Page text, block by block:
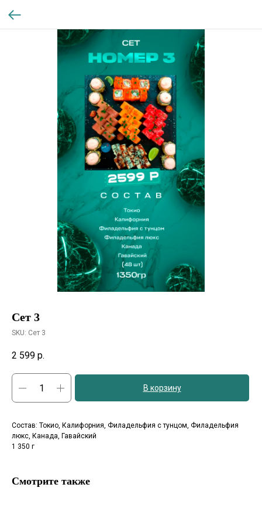
Сет 3
SKU: Сет 3
2 599 р.
В корзину
Состав: Токио, Калифорния, Филадельфия с тунцом, Филадельфия
люкс, Канада, Гавайский
1 350 г
Смотрите также